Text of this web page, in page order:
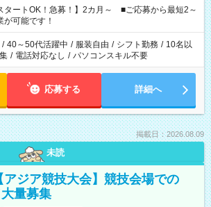
残業はしたくない」 など、ご希望を教えてください
のお仕事の勤務時間。 合計で週40時間を超える場
ません。
タートOK！急募！】2カ月～ ■ご応募から最短2～
が可能です！
/ 40～50代活躍中 / 服装自由 / シフト勤務 / 10名以
/ 電話対応なし / パソコンスキル不要
応募する 詳細へ
掲載日：2026.08.09
未読
アジア競技大会】競技会場での
量募集